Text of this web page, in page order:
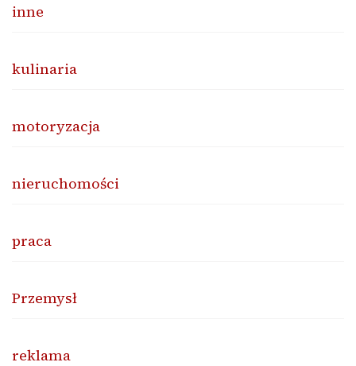
inne
kulinaria
motoryzacja
nieruchomości
praca
Przemysł
reklama